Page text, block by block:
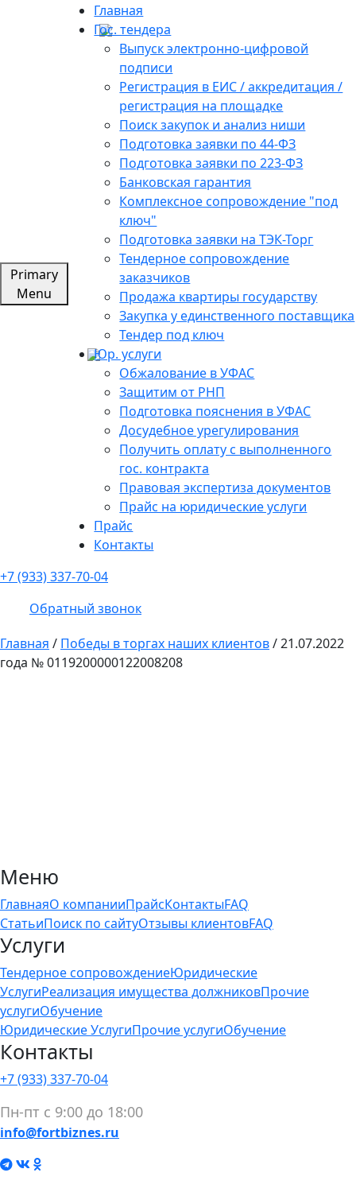
Primary
Menu
Главная
Гос. тендера
Выпуск электронно-цифровой
подписи
Регистрация в ЕИС / аккредитация /
регистрация на площадке
Поиск закупок и анализ ниши
Подготовка заявки по 44-ФЗ
Подготовка заявки по 223-ФЗ
Банковская гарантия
Комплексное сопровождение "под
ключ"
Подготовка заявки на ТЭК-Торг
Тендерное сопровождение
заказчиков
Продажа квартиры государству
Закупка у единственного поставщика
Тендер под ключ
Юр. услуги
Обжалование в УФАС
Защитим от РНП
Подготовка пояснения в УФАС
Досудебное урегулирования
Получить оплату с выполненного
гос. контракта
Правовая экспертиза документов
Прайс на юридические услуги
Прайс
Контакты
+7 (933) 337-70-04
Обратный звонок
Главная / Победы в торгах наших клиентов/21.07.2022
года № 0119200000122008208
Меню
ГлавнаяО компанииПрайсКонтактыFAQ
СтатьиПоиск по сайтуОтзывы клиентовFAQ
Услуги
Тендерное сопровождениеЮридические
УслугиРеализация имущества должниковПрочие
услугиОбучение
Юридические УслугиПрочие услугиОбучение
Контакты
+7 (933) 337-70-04
Пн-пт с 9:00 до 18:00
info@fortbiznes.ru